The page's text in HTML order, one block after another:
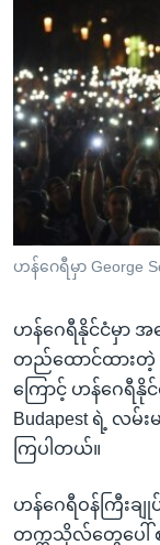
ကြည့်
ပင်မ
အ
ညွန်း
စာမျက်နှာ
ကြည့်
ရှာဖွေ
ရန်
နေရာ
သို့
ကျော်
အမေရိကန်သုံးအီဒီ
မကြေးမုံရဲ့ အင်္ဂလိ
ရုပ်ရှင်ထဲက အင်္ဂလိ
သုတပဒေသာ အင်္ဂ
အပတ်စဉ်ကဏ္ဍများ
တီဗွီ
ရေဒီယိုနှင့်ရုပ်သံ
ရေဒီယို/တီဗွီအစီအ
Learning English
ဗွီအိုအေ လူမှုကွန်ယက်မ
ဘာသာစကားမျာ
ဟန်ဂေရီမှာ George
ဟန်ဂေရီနိုင်ငံမှာ အ
တည်ထောင်ထား
ကြောင့် ဟန်ဂေရီနိုင်
Budapest ရဲ့ လမ်း
ကြပါတယ်။
ဟန်ဂေရီဝန်ကြီးချု
တက္ကသိုလ်တွေပေါ်